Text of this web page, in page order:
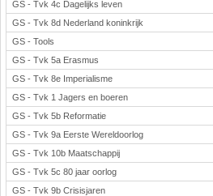
GS - Tvk 4c Dagelijks leven
GS - Tvk 8d Nederland koninkrijk
GS - Tools
GS - Tvk 5a Erasmus
GS - Tvk 8e Imperialisme
GS - Tvk 1 Jagers en boeren
GS - Tvk 5b Reformatie
GS - Tvk 9a Eerste Wereldoorlog
GS - Tvk 10b Maatschappij
GS - Tvk 5c 80 jaar oorlog
GS - Tvk 9b Crisisjaren